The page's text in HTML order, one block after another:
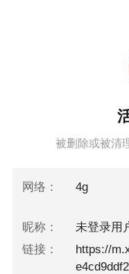
被删除或被清
网络： 4g
昵称：
未登录用
链接：
https://